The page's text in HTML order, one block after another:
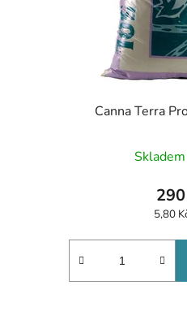
Canna Terra
Skladem
Měrná
5,80